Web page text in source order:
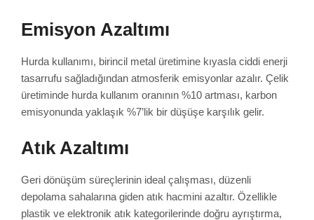
Emisyon Azaltımı
Hurda kullanımı, birincil metal üretimine kıyasla ciddi enerji
tasarrufu sağladığından atmosferik emisyonlar azalır. Çelik
üretiminde hurda kullanım oranının %10 artması, karbon
emisyonunda yaklaşık %7’lik bir düşüşe karşılık gelir.
Atık Azaltımı
Geri dönüşüm süreçlerinin ideal çalışması, düzenli
depolama sahalarına giden atık hacmini azaltır. Özellikle
plastik ve elektronik atık kategorilerinde doğru ayrıştırma,